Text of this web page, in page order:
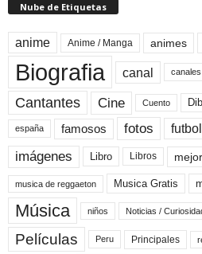
Nube de Etiquetas
anime Anime / Manga animes
Biografia canal canales
Cantantes Cine Cuento
españa famosos fotos futbol
imágenes Libro Libros mejor
musica de reggaeton Musica Gratis
Música niños Noticias /
Películas Peru Principales